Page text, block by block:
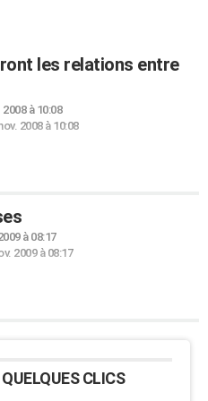
les relations entre
2008 à 10:08
2008 à 10:08
à 08:17
2009 à 08:17
CLICS